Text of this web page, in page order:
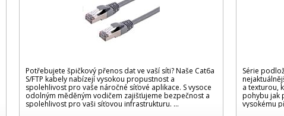
Potřebujete špičkový přenos dat ve vaší síti? Naše Cat6a
S/FTP kabely nabízejí vysokou propustnost a
spolehlivost pro vaše náročné síťové aplikace. S vysoce
odolným měděným vodičem zajišťujeme bezpečnost a
spolehlivost pro vaši síťovou infrastrukturu. ...
Série
a texturou,
pohybu jak
vysokému